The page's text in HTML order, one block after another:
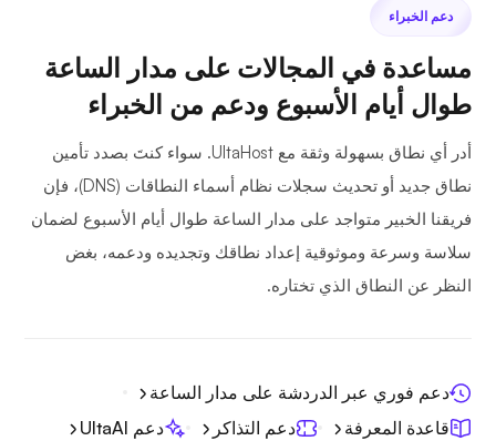
دعم الخبراء
مساعدة في المجالات على مدار الساعة
طوال أيام الأسبوع ودعم من الخبراء
أدر أي نطاق بسهولة وثقة مع UltaHost. سواء كنتَ بصدد تأمين
نطاق جديد أو تحديث سجلات نظام أسماء النطاقات (DNS)، فإن
فريقنا الخبير متواجد على مدار الساعة طوال أيام الأسبوع لضمان
سلاسة وسرعة وموثوقية إعداد نطاقك وتجديده ودعمه، بغض
النظر عن النطاق الذي تختاره.
دعم فوري عبر الدردشة على مدار الساعة
قاعدة المعرفة
دعم التذاكر دعم UltaAI